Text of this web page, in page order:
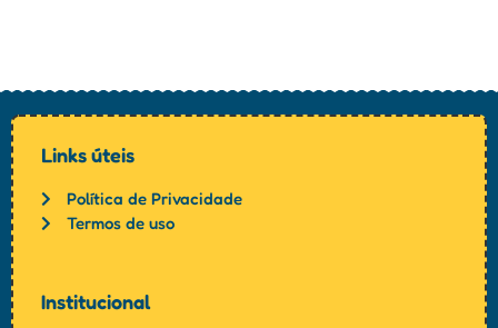
Links úteis
Política de Privacidade
Termos de uso
Institucional